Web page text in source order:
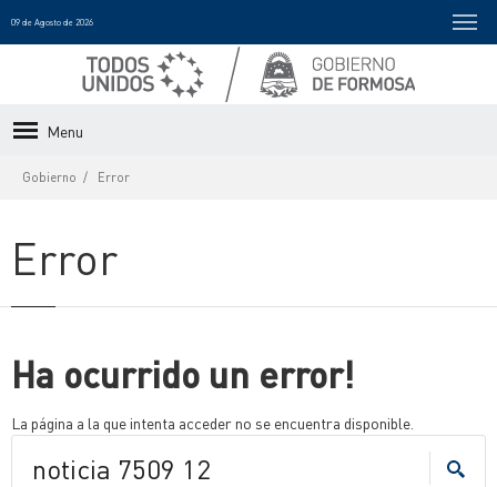
09 de Agosto de 2026
Menu
Gobierno Error
Error
Ha ocurrido un error!
La página a la que intenta acceder no se encuentra disponible.